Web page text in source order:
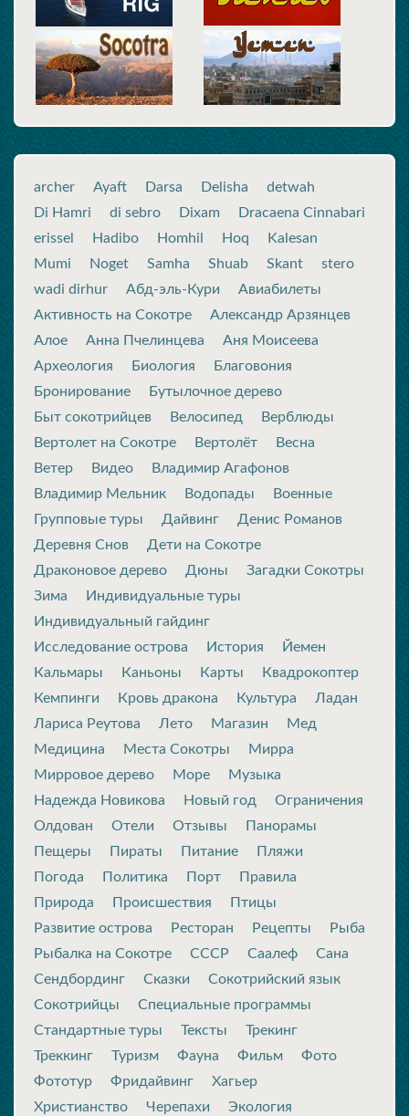
archer Ayaft Darsa Delisha
detwah
Di Hamri
di sebro Dixam
Dracaena Cinnabari
erissel
Hadibo Homhil Hoq
Kalesan
Mumi
Noget Samha Shuab Skant
stero
wadi dirhur
Абд-эль-Кури
Авиабилеты
Активность на Сокотре
Александр Арзянцев
Алое
Анна Пчелинцева
Аня Моисеева
Археология
Биология
Благовония
Бронирование
Бутылочное дерево
Быт сокотрийцев
Велосипед
Верблюды
Вертолет на Сокотре
Вертолёт
Весна
Ветер
Видео
Владимир Агафонов
Владимир Мельник
Водопады
Военные
Групповые туры
Дайвинг
Денис Романов
Деревня Снов
Дети на Сокотре
Драконовое дерево
Дюны
Загадки Сокотры
Зима
Индивидуальные туры
Индивидуальный гайдинг
Исследование острова
История
Йемен
Кальмары
Каньоны Карты
Квадрокоптер
Кемпинги
Кровь дракона Культура
Ладан
Лариса Реутова
Лето Магазин
Мед
Медицина
Места Сокотры
Мирра
Мирровое дерево
Море
Музыка
Надежда Новикова
Новый год
Ограничения
Олдован
Отели Отзывы
Панорамы
Пещеры
Пираты Питание
Пляжи
Погода
Политика Порт
Правила
Природа
Происшествия
Птицы
Развитие острова
Ресторан Рецепты
Рыба
Рыбалка на Сокотре
СССР Саалеф
Сана
Сендбординг
Сказки
Сокотрийский язык
Сокотрийцы
Специальные программы
Стандартные туры
Тексты
Трекинг
Треккинг
Туризм Фауна Фильм
Фото
Фототур
Фридайвинг
Хагьер
Христианство
Черепахи Экология